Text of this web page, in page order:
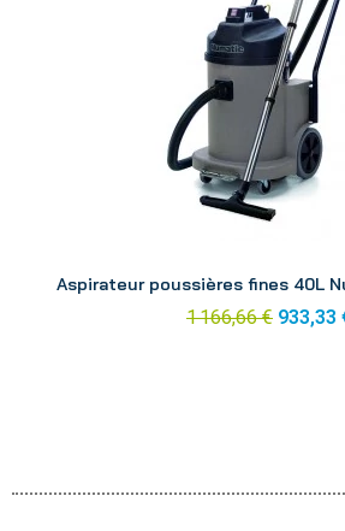
Aspirateur poussières fines 40L
1 166,66 € 933,33